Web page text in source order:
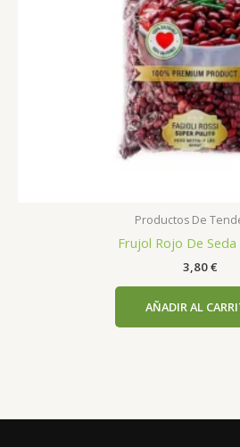
Productos De
Frujol Rojo De Seda
3,80€
AÑADIR AL